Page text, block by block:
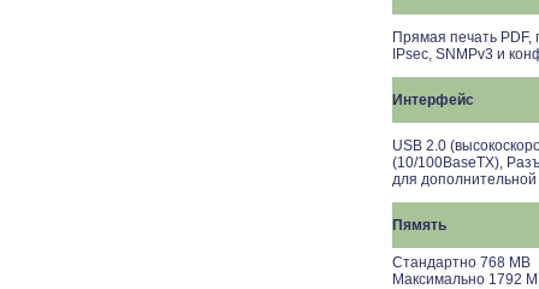
Прямая печать PDF,
IPsec, SNMPv3 и
Интерфейс
USB 2.0
(10/100BaseTX),
для
Пямять
Стандартно 768 MB
Максимально 1792